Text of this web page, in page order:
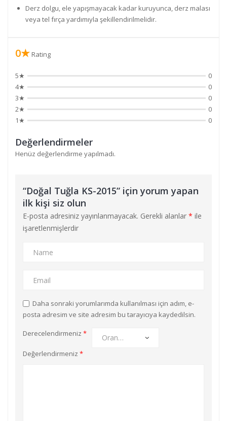
Derz dolgu, ele yapışmayacak kadar kuruyunca, derz malası
veya tel fırça yardımıyla şekillendirilmelidir.
0★ Rating
5★
0
4★
0
3★
0
2★
0
1★
0
Değerlendirmeler
Henüz değerlendirme yapılmadı.
“Doğal Tuğla KS-2015” için yorum yapan
ilk kişi siz olun
E-posta adresiniz yayınlanmayacak. Gerekli alanlar * ile
işaretlenmişlerdir
Daha sonraki yorumlarımda kullanılması için adım, e-
posta adresim ve site adresim bu tarayıcıya kaydedilsin.
Derecelendirmeniz *
Değerlendirmeniz *